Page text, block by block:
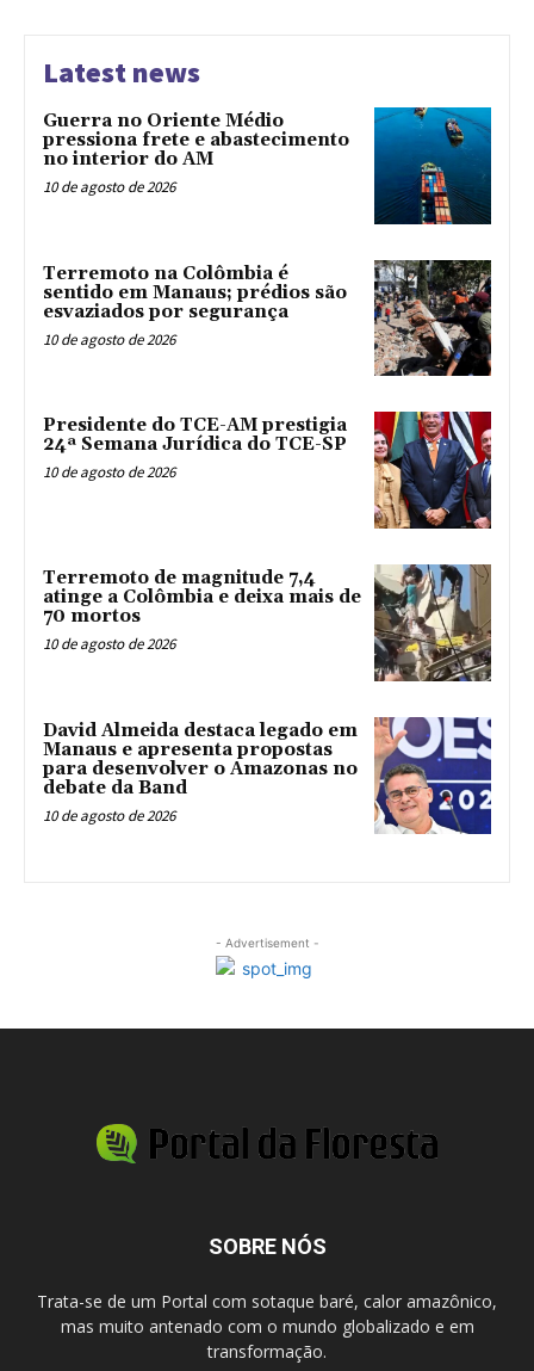
Latest news
Guerra no Oriente Médio
pressiona frete e abastecimento
no interior do AM
10 de agosto de 2026
Terremoto na Colômbia é
sentido em Manaus; prédios são
esvaziados por segurança
10 de agosto de 2026
Presidente do TCE-AM prestigia
24ª Semana Jurídica do TCE-SP
10 de agosto de 2026
Terremoto de magnitude 7,4
atinge a Colômbia e deixa mais de
70 mortos
10 de agosto de 2026
David Almeida destaca legado em
Manaus e apresenta propostas
para desenvolver o Amazonas no
debate da Band
10 de agosto de 2026
- Advertisement -
SOBRE NÓS
Trata-se de um Portal com sotaque baré, calor amazônico,
mas muito antenado com o mundo globalizado e em
transformação.